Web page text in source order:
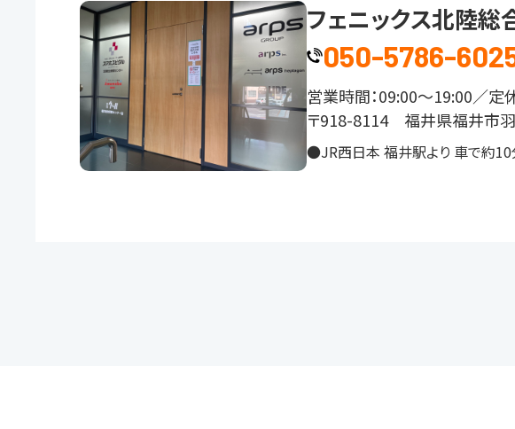
フェニックス北陸総
050-5786-
営業時間：09:00～19:00／定
〒918-8114 福井県福井市羽
●JR西日本 福井駅より 車で約